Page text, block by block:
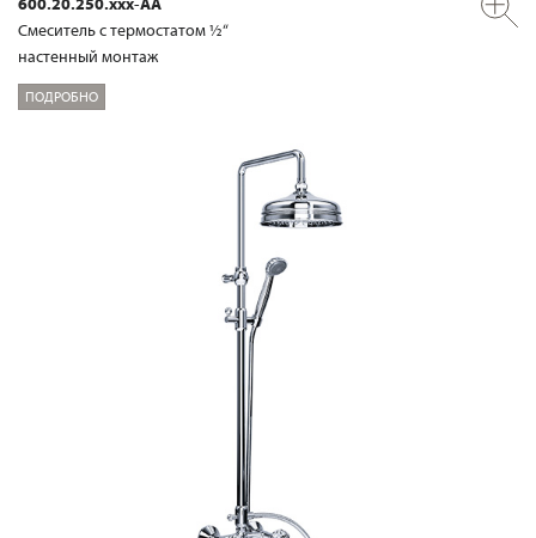
Смеситель с термостатом ½“
настенный монтаж
ПОДРОБНО